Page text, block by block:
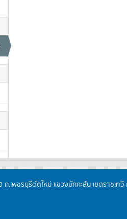
.เพชรบุรีตัดใหม่ แขวงมักกะสัน เขตราชเท